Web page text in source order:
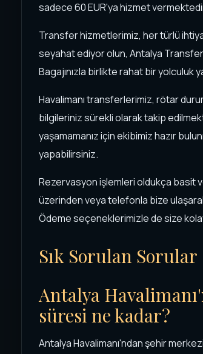
sadece 60 EUR'ya hizmet
Transfer hizmetlerimiz, her türlü
seyahat ediyor olun, Antalya
Bagajınızla birlikte rahat bir yolculuk
Havalimanı transferlerimiz, rötar
bilgileriniz sürekli olarak takip
yaşamamanız için ekibimiz hazır
yapabilirsiniz.
Rezervasyon işlemleri oldukça basit
üzerinden veya telefonla bize
Ödeme seçeneklerimizle de size
Sık Sorulan Sorular
Antalya
süresi ne kadar?
Antalya Havalimanı'ndan şehir